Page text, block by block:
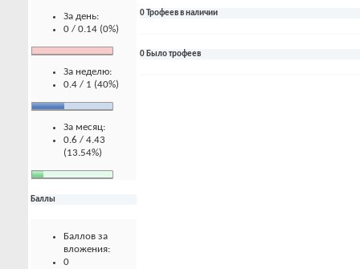
За день:
0 / 0.14 (0%)
За неделю:
0.4 / 1 (40%)
За месяц:
0.6 / 4.43
(13.54%)
Баллы
Баллов за
вложения:
0
0 Трофеев в наличии
0 Было трофеев